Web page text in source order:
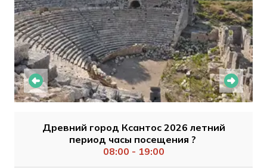
Древний город Ксантос 2026 летний
период часы посещения ?
08:00 - 19:00